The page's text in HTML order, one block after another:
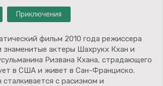
Фэнтези
Комедии
Ужасы
Приключения
фильм 2010 года режиссера
знаменитые актеры Шахрукх Кхан и
Ризвана Кхана, страдающего
в США и живет в Сан-Франциско.
сталкивается с расизмом и